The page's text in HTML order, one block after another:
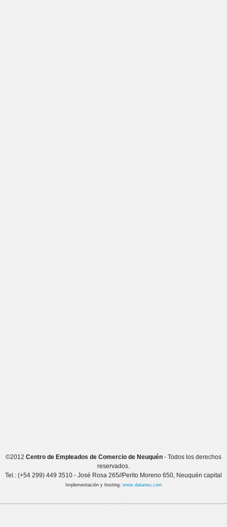
©2012 Centro de Empleados de Comercio de Neuquén - Todos los derechos
reservados.
Tel.: (+54 299) 449 3510 - José Rosa 265//Perito Moreno 650, Neuquén capital
Implementación y hosting: www.dataneu.com